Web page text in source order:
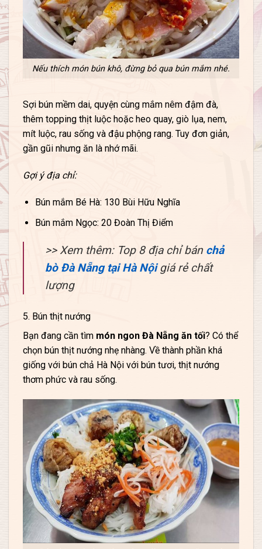
Nếu thích món bún khô, đừng bỏ qua bún mắm nhé.
Sợi bún mềm dai, quyện cùng mắm nêm đậm đà,
thêm topping thịt luộc hoặc heo quay, giò lụa, nem,
mít luộc, rau sống và đậu phộng rang. Tuy đơn giản,
gần gũi nhưng ăn là nhớ mãi.
Gợi ý địa chỉ:
Bún mắm Bé Hà: 130 Bùi Hữu Nghĩa
Bún mắm Ngọc: 20 Đoàn Thị Điểm
>> Xem thêm: Top 8 địa chỉ bán chả
bò Đà Nẵng tại Hà Nộigiá rẻ chất
lượng
5. Bún thịt nướng
Bạn đang cần tìm món ngon Đà Nẵng ăn tối? Có thể
chọn bún thịt nướng nhẹ nhàng. Về thành phần khá
giống với bún chả Hà Nội với bún tươi, thịt nướng
thơm phức và rau sống.